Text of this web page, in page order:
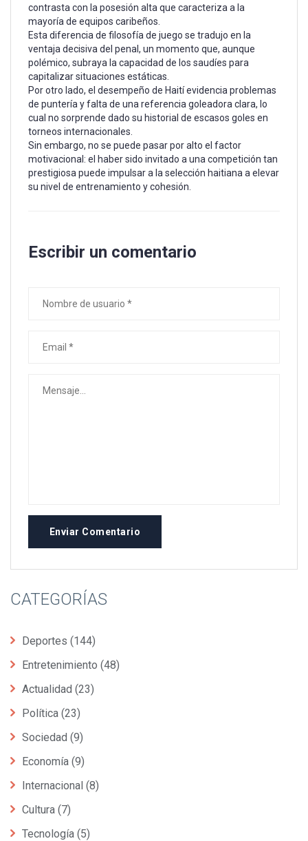
contrasta con la posesión alta que caracteriza a la
mayoría de equipos caribeños.
Esta diferencia de filosofía de juego se tradujo en la
ventaja decisiva del penal, un momento que, aunque
polémico, subraya la capacidad de los saudíes para
capitalizar situaciones estáticas.
Por otro lado, el desempeño de Haití evidencia problemas
de puntería y falta de una referencia goleadora clara, lo
cual no sorprende dado su historial de escasos goles en
torneos internacionales.
Sin embargo, no se puede pasar por alto el factor
motivacional: el haber sido invitado a una competición tan
prestigiosa puede impulsar a la selección haitiana a elevar
su nivel de entrenamiento y cohesión.
Escribir un comentario
Enviar Comentario
CATEGORÍAS
Deportes (144)
Entretenimiento (48)
Actualidad (23)
Política (23)
Sociedad (9)
Economía (9)
Internacional (8)
Cultura (7)
Tecnología (5)